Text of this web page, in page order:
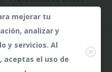
Riesgos
mejorar tu
analizar y
y servicios. Al
aceptas el uso de
Close